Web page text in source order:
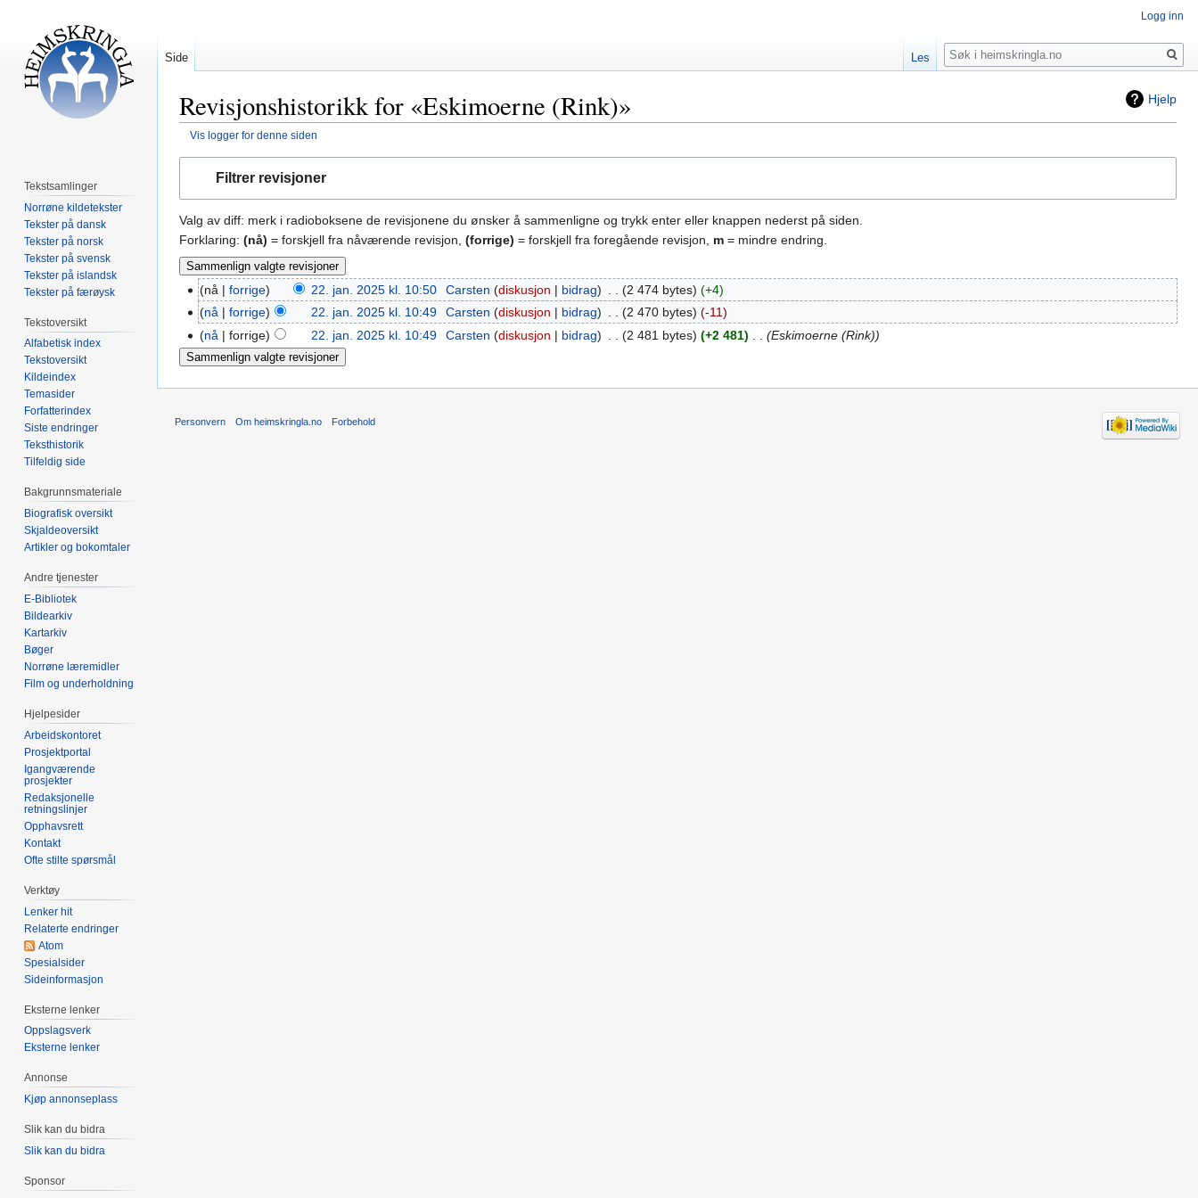
Hjelp
Revisjonshistorikk for «Eskimoerne (Rink)»
Vis logger for denne siden
Filtrer revisjoner
Valg av diff: merk i radioboksene de revisjonene du ønsker å sammenligne og trykk enter eller knappen nederst på siden.
Forklaring: (nå) = forskjell fra nåværende revisjon, (forrige) = forskjell fra foregående revisjon, m = mindre endring.
nå forrige 22. jan. 2025 kl. 10:50 Carsten diskusjon bidrag 2 474 bytes
+4
nå
forrige 22. jan. 2025 kl. 10:49 Carsten diskusjon bidrag 2 470 bytes
-11
nå
forrige 22. jan. 2025 kl. 10:49 Carsten diskusjon bidrag 2 481 bytes +2 481 Eskimoerne (Rink)
Logg inn
Side Les
Søk
Tekstsamlinger
Norrøne kildetekster
Tekster på dansk
Tekster på norsk
Tekster på svensk
Tekster på islandsk
Tekster på færøysk
Tekstoversikt
Alfabetisk index
Tekstoversikt
Kildeindex
Temasider
Forfatterindex
Siste endringer
Teksthistorik
Tilfeldig side
Bakgrunnsmateriale
Biografisk oversikt
Skjaldeoversikt
Artikler og bokomtaler
Andre tjenester
E-Bibliotek
Bildearkiv
Kartarkiv
Bøger
Norrøne læremidler
Film og underholdning
Hjelpesider
Arbeidskontoret
Prosjektportal
Igangværende
prosjekter
Redaksjonelle
retningslinjer
Opphavsrett
Kontakt
Ofte stilte spørsmål
Verktøy
Lenker hit
Relaterte endringer
Atom
Spesialsider
Sideinformasjon
Eksterne lenker
Oppslagsverk
Eksterne lenker
Annonse
Kjøp annonseplass
Slik kan du bidra
Slik kan du bidra
Sponsor
Personvern Om heimskringla.no Forbehold